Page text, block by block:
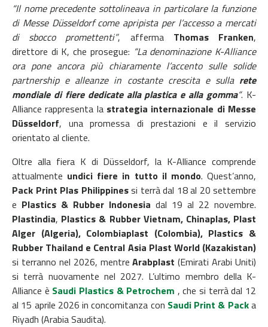
“Il nome precedente sottolineava in particolare la funzione
di Messe Düsseldorf come apripista per l’accesso a mercati
di sbocco promettenti”, afferma Thomas Franken,
direttore di K, che prosegue: “La denominazione K-Alliance
ora pone ancora più chiaramente l’accento sulle solide
partnership e alleanze in costante crescita e sulla rete
mondiale di fiere dedicate alla plastica e alla gomma“. K-
Alliance rappresenta la strategia internazionale di Messe
Düsseldorf, una promessa di prestazioni e il servizio
orientato al cliente.
Oltre alla fiera K di Düsseldorf, la K-Alliance comprende
attualmente undici fiere in tutto il mondo. Quest’anno,
Pack Print Plas Philippinessi terrà dal 18 al 20 settembre
e Plastics & Rubber Indonesia dal 19 al 22 novembre.
Plastindia, Plastics & Rubber Vietnam, Chinaplas, Plast
Alger (Algeria), Colombiaplast (Colombia), Plastics &
Rubber Thailand e Central Asia Plast World (Kazakistan)
si terranno nel 2026, mentreArabplast (Emirati Arabi Uniti)
si terrà nuovamente nel 2027. L’ultimo membro della K-
Alliance è Saudi Plastics & Petrochem , che si terrà dal 12
al 15 aprile 2026 in concomitanza con Saudi Print & Packa
Riyadh (Arabia Saudita).